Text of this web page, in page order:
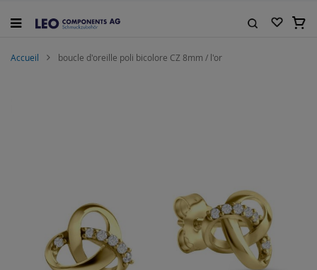
au
Mon
Accueil boucle d'oreille poli bicolore CZ 8mm / l'or